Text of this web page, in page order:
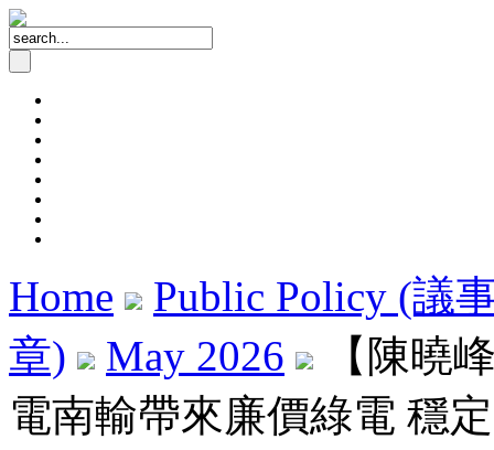
Home
Public Policy (議
章)
May 2026
【陳曉
電南輸帶來廉價綠電 穩